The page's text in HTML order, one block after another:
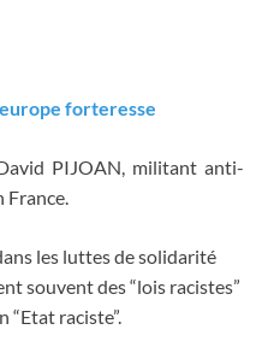
PIJOAN, militant anti-
les luttes de solidarité
souvent des “lois racistes”
“Etat raciste”.